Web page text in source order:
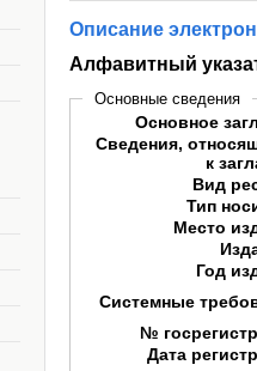
Описание
Алфавитный
Основные сведения
Основное
Сведения,
к
Вид
Тип
Место
Год
Системные
№
Дата